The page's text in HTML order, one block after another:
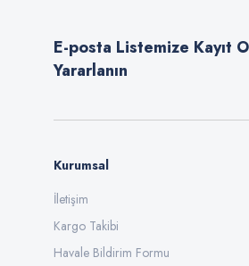
Ürün fiyatı diğer sitelerden daha
Bu ürüne benzer farklı alternatifler
E-posta Listemize Kayıt
Yararlanın
Kurumsal
İletişim
Kargo Takibi
Havale Bildirim Formu